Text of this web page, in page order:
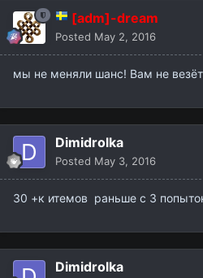
[adm]-dream
Posted May 2, 2016
мы не меняли шанс! Вам не
Dimidrolka
Posted May 3, 2016
30 +к итемов раньше с 3
Dimidrolka